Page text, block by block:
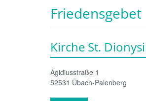
Friedensgebet
Kirche St.
Ägidiusstraße 1
52531 Übach-Palenberg